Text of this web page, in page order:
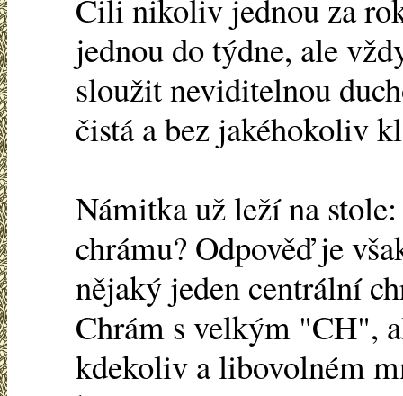
Čili nikoliv jednou za
jednou do týdne, ale
sloužit neviditelnou
čistá a bez jakéhokoliv
Námitka už leží na
chrámu? Odpověď je
nějaký jeden centrální
Chrám s velkým "CH",
kdekoliv a libovolném